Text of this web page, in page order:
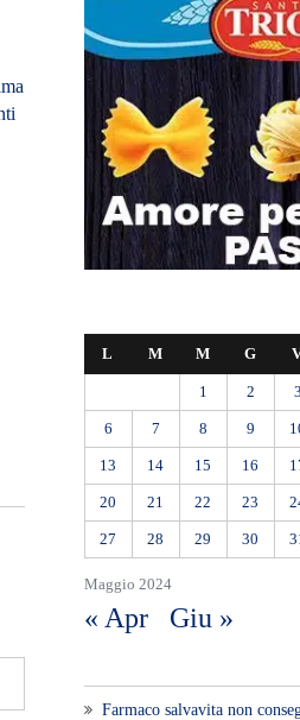
Maggio 2024
L M M G
1 2 3
6 7 8 9
13 14 15 16
20 21 22 23
27 28 29 30
« Apr Giu »
Farmaco salvavita non